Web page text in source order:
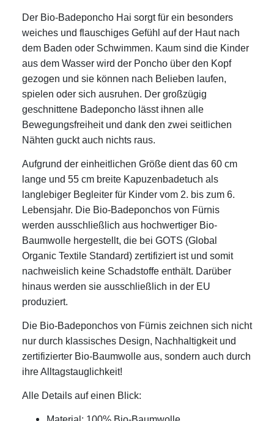
Der Bio-Badeponcho Hai sorgt für ein besonders
weiches und flauschiges Gefühl auf der Haut nach
dem Baden oder Schwimmen. Kaum sind die Kinder
aus dem Wasser wird der Poncho über den Kopf
gezogen und sie können nach Belieben laufen,
spielen oder sich ausruhen. Der großzügig
geschnittene Badeponcho lässt ihnen alle
Bewegungsfreiheit und dank den zwei seitlichen
Nähten guckt auch nichts raus.
Aufgrund der einheitlichen Größe dient das 60 cm
lange und 55 cm breite Kapuzenbadetuch als
langlebiger Begleiter für Kinder vom 2. bis zum 6.
Lebensjahr. Die Bio-Badeponchos von Fürnis
werden ausschließlich aus hochwertiger Bio-
Baumwolle hergestellt, die bei GOTS (Global
Organic Textile Standard) zertifiziert ist und somit
nachweislich keine Schadstoffe enthält. Darüber
hinaus werden sie ausschließlich in der EU
produziert.
Die Bio-Badeponchos von Fürnis zeichnen sich nicht
nur durch klassisches Design, Nachhaltigkeit und
zertifizierter Bio-Baumwolle aus, sondern auch durch
ihre Alltagstauglichkeit!
Alle Details auf einen Blick: